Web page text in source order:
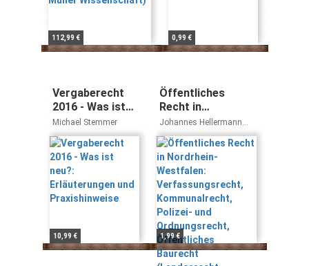
Ferdinand Wollenschläger,
112,99 € 0,99 €
Vergaberecht
2016 - Was ist
neu?:
Erläuterungen
und
Praxishinweise
Michael Stemmer
10,99 €
Öffentliches
Recht in
Nordrhein-
Westfalen:
Verfassungsrecht,
Kommunalrecht,
Polizei- und
Ordnungsrecht,
Öffentliches
Baurecht
(Landesrecht
Nordrhein-
Westfalen)
Johannes Hellermann
Johannes Dietlein
1,99 €